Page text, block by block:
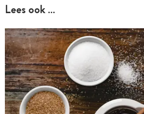
Lees ook …